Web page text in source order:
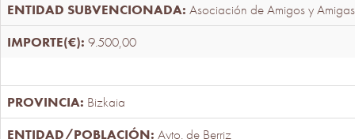
Asociación de Amigos y
9.500,00
Bizkaia
Ayto. de Berriz